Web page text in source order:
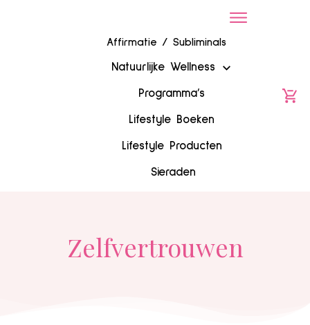
Affirmatie / Subliminals
Natuurlijke Wellness
Programma’s
Lifestyle Boeken
Lifestyle Producten
Sieraden
Zelfvertrouwen